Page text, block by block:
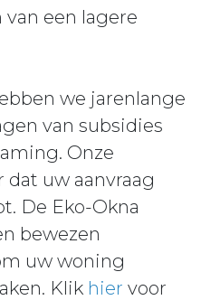
een lagere
we jarenlange
van subsidies
Onze
uw aanvraag
De Eko-Okna
bewezen
uw woning
Klik hier voor